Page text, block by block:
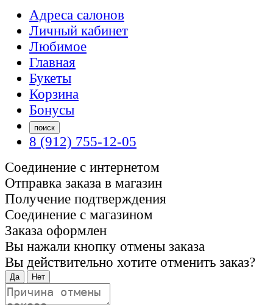
Адреса салонов
Личный кабинет
Любимое
Главная
Букеты
Корзина
Бонусы
поиск
8 (912) 755-12-05
Соединение с интернетом
Отправка заказа в магазин
Получение подтверждения
Соединение с магазином
Заказа оформлен
Вы нажали кнопку отмены заказа
Вы действительно хотите отменить заказ?
Да Нет